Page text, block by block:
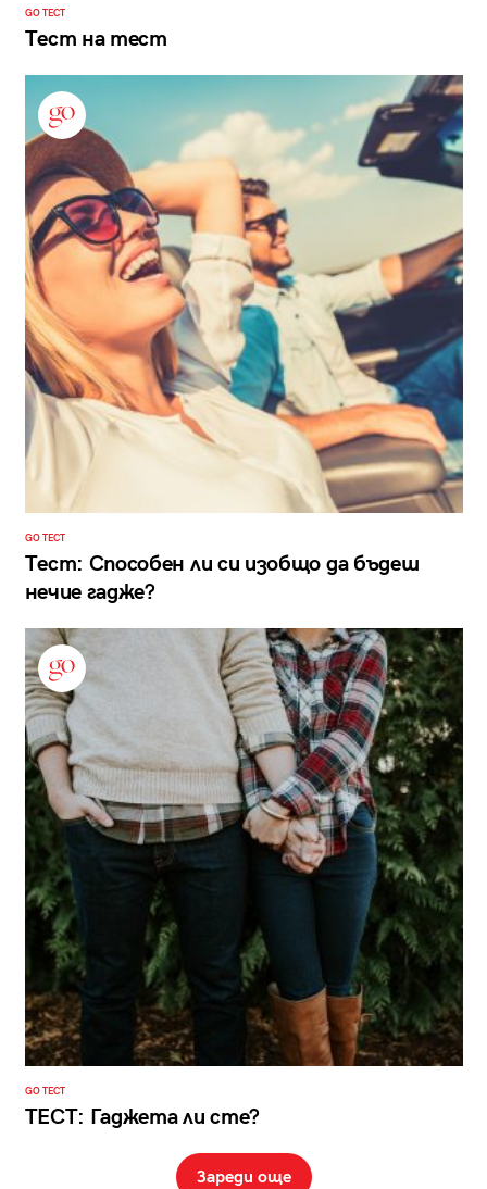
GO ТЕСТ
Тест на тест
GO ТЕСТ
Тест: Способен ли си изобщо да бъдеш
нечие гадже?
GO ТЕСТ
ТЕСТ: Гаджета ли сте?
Зареди още